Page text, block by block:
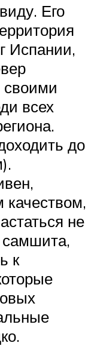
Его
Испании,
своими
всех
до
качеством,
не
к